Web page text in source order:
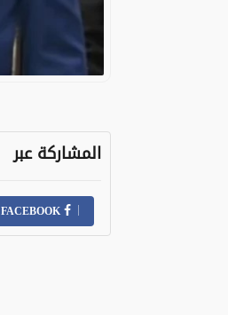
المشاركة عبر
FACEBOOK